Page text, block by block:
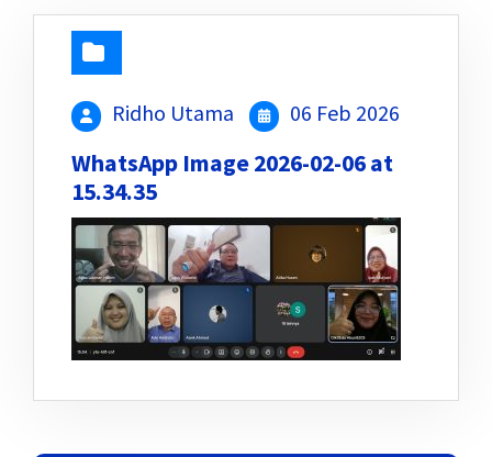
Ridho Utama 06 Feb 2026
WhatsApp Image 2026-02-06 at
15.34.35